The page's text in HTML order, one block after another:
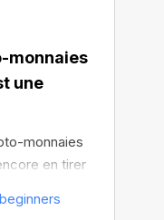
monnaies
une
monnaies
en tirer